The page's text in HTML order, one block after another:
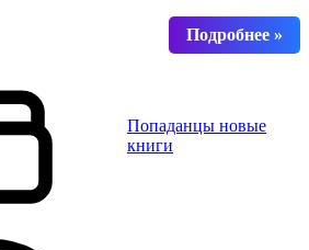
Попаданцы новые
книги